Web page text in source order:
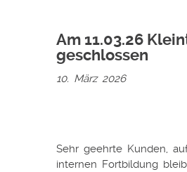
Am 11.03.26
geschlossen
10. März 2026
Sehr geehrte Kunden,
internen Fortbildung